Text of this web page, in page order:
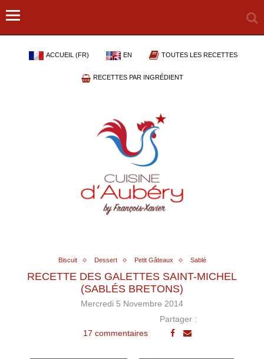
ACCUEIL (FR) EN TOUTES LES RECETTES
RECETTES PAR INGRÉDIENT
Biscuit Dessert Petit Gâteaux Sablé
RECETTE DES GALETTES SAINT-MICHEL
(SABLÉS BRETONS)
Mercredi 5 Novembre 2014
17 commentaires
Partager :